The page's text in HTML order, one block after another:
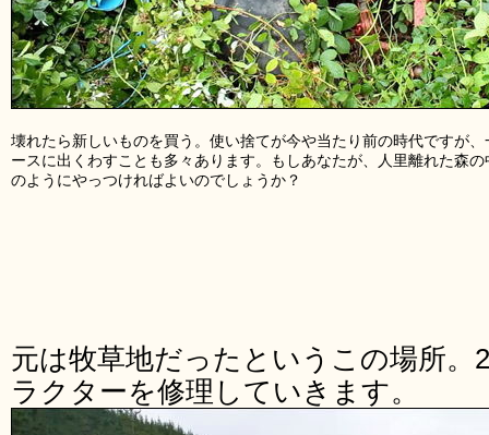
壊れたら新しいものを買う。使い捨てが今や当たり前の時代ですが
ースに出くわすことも多々あります。もしあなたが、人里離れた森
のようにやっつければよいのでしょうか？
元は牧草地だったというこの場所。
ラクターを修理していきます。